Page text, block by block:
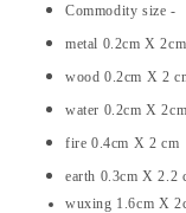
Commodity size -
metal 0.2cm X 2cm
wood 0.2cm X 2
water 0.2cm X 2cm
fire 0.4cm X 2 cm
earth 0.3cm X 2.2
wuxing 1.6cm X